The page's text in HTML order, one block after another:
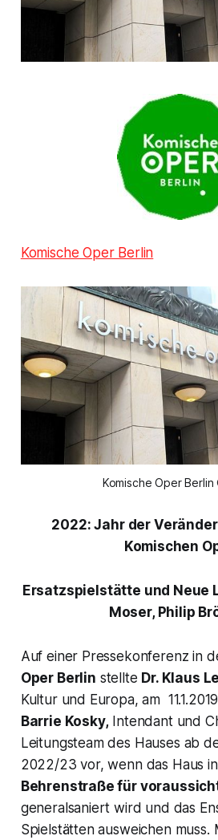
Komische Oper Berlin
Komische Oper Berlin
2022: Jahr der
Komischen
Ersatzspielstätte und Neue
Moser, Philip
Auf einer Pressekonferenz in
Oper Berlin stellte Dr. Klaus
Kultur und Europa, am
Barrie Kosky,Intendant und
Leitungsteam des Hauses ab
2022/23 vor, wenn das Haus
Behrenstraße für
generalsaniert wird und das
Spielstätten ausweichen muss.